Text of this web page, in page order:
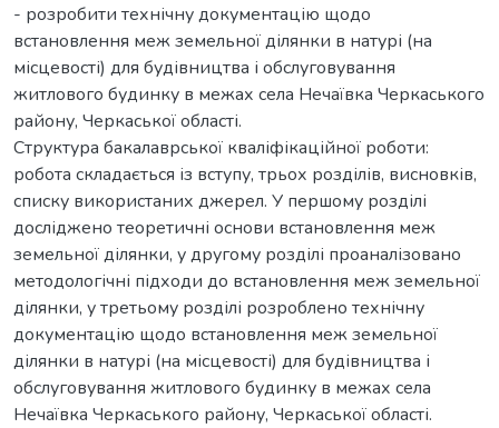
- розробити технічну документацію щодо
встановлення меж земельної ділянки в натурі (на
місцевості) для будівництва і обслуговування
житлового будинку в межах села Нечаївка Черкаського
району, Черкаської області.
Структура бакалаврської кваліфікаційної роботи:
робота складається із вступу, трьох розділів, висновків,
списку використаних джерел. У першому розділі
досліджено теоретичні основи встановлення меж
земельної ділянки, у другому розділі проаналізовано
методологічні підходи до встановлення меж земельної
ділянки, у третьому розділі розроблено технічну
документацію щодо встановлення меж земельної
ділянки в натурі (на місцевості) для будівництва і
обслуговування житлового будинку в межах села
Нечаївка Черкаського району, Черкаської області.